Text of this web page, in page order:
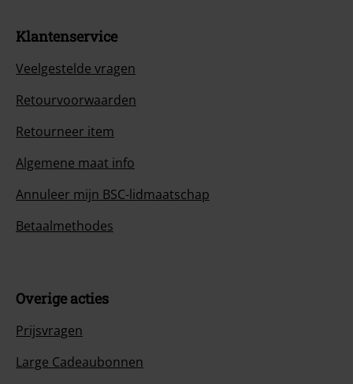
Klantenservice
Veelgestelde vragen
Retourvoorwaarden
Retourneer item
Algemene maat info
Annuleer mijn BSC-lidmaatschap
Betaalmethodes
Overige acties
Prijsvragen
Large Cadeaubonnen